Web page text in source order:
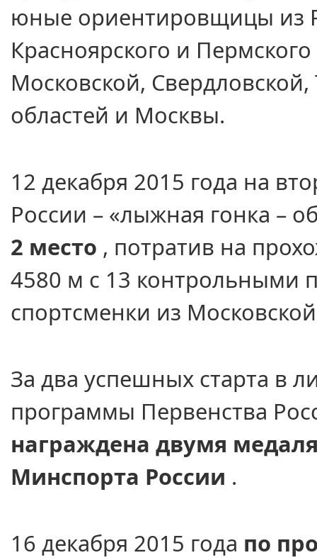
юные ориентировщицы из
Красноярского и Пермского
Московской,
областей и Москвы.
12 декабря 2015 года на
России – «лыжная гонка –
2 место , потратив на
4580 м с 13 контрольными
спортсменки из Московской
За два успешных старта в
программы Первенства
награждена двумя
Минспорта России .
16 декабря 2015 года по